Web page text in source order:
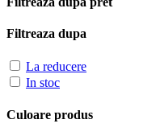
Filtreaza dupa
La reducere
In stoc
Culoare produs